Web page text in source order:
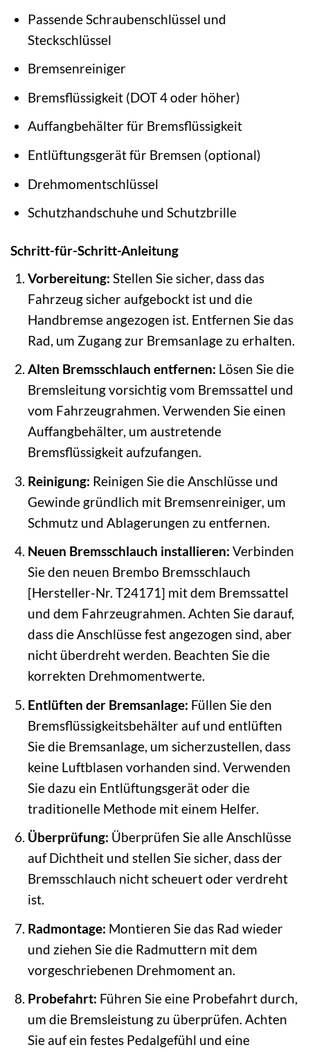
Passende Schraubenschlüssel und
Steckschlüssel
Bremsenreiniger
Bremsflüssigkeit (DOT 4 oder höher)
Auffangbehälter für Bremsflüssigkeit
Entlüftungsgerät für Bremsen (optional)
Drehmomentschlüssel
Schutzhandschuhe und Schutzbrille
Schritt-für-Schritt-Anleitung
Vorbereitung: Stellen Sie sicher, dass das
Fahrzeug sicher aufgebockt ist und die
Handbremse angezogen ist. Entfernen Sie das
Rad, um Zugang zur Bremsanlage zu erhalten.
Alten Bremsschlauch entfernen: Lösen Sie die
Bremsleitung vorsichtig vom Bremssattel und
vom Fahrzeugrahmen. Verwenden Sie einen
Auffangbehälter, um austretende
Bremsflüssigkeit aufzufangen.
Reinigung: Reinigen Sie die Anschlüsse und
Gewinde gründlich mit Bremsenreiniger, um
Schmutz und Ablagerungen zu entfernen.
Neuen Bremsschlauch installieren: Verbinden
Sie den neuen Brembo Bremsschlauch
[Hersteller-Nr. T24171] mit dem Bremssattel
und dem Fahrzeugrahmen. Achten Sie darauf,
dass die Anschlüsse fest angezogen sind, aber
nicht überdreht werden. Beachten Sie die
korrekten Drehmomentwerte.
Entlüften der Bremsanlage: Füllen Sie den
Bremsflüssigkeitsbehälter auf und entlüften
Sie die Bremsanlage, um sicherzustellen, dass
keine Luftblasen vorhanden sind. Verwenden
Sie dazu ein Entlüftungsgerät oder die
traditionelle Methode mit einem Helfer.
Überprüfung: Überprüfen Sie alle Anschlüsse
auf Dichtheit und stellen Sie sicher, dass der
Bremsschlauch nicht scheuert oder verdreht
ist.
Radmontage: Montieren Sie das Rad wieder
und ziehen Sie die Radmuttern mit dem
vorgeschriebenen Drehmoment an.
Probefahrt: Führen Sie eine Probefahrt durch,
um die Bremsleistung zu überprüfen. Achten
Sie auf ein festes Pedalgefühl und eine